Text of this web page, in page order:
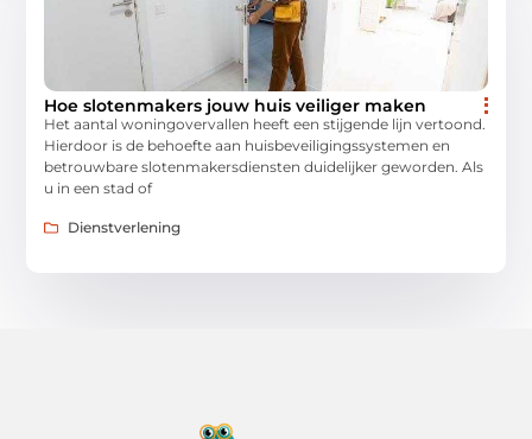
Hoe slotenmakers jouw huis veiliger maken
Het aantal woningovervallen heeft een stijgende lijn vertoond.
Hierdoor is de behoefte aan huisbeveiligingssystemen en
betrouwbare slotenmakersdiensten duidelijker geworden. Als
u in een stad of
Dienstverlening